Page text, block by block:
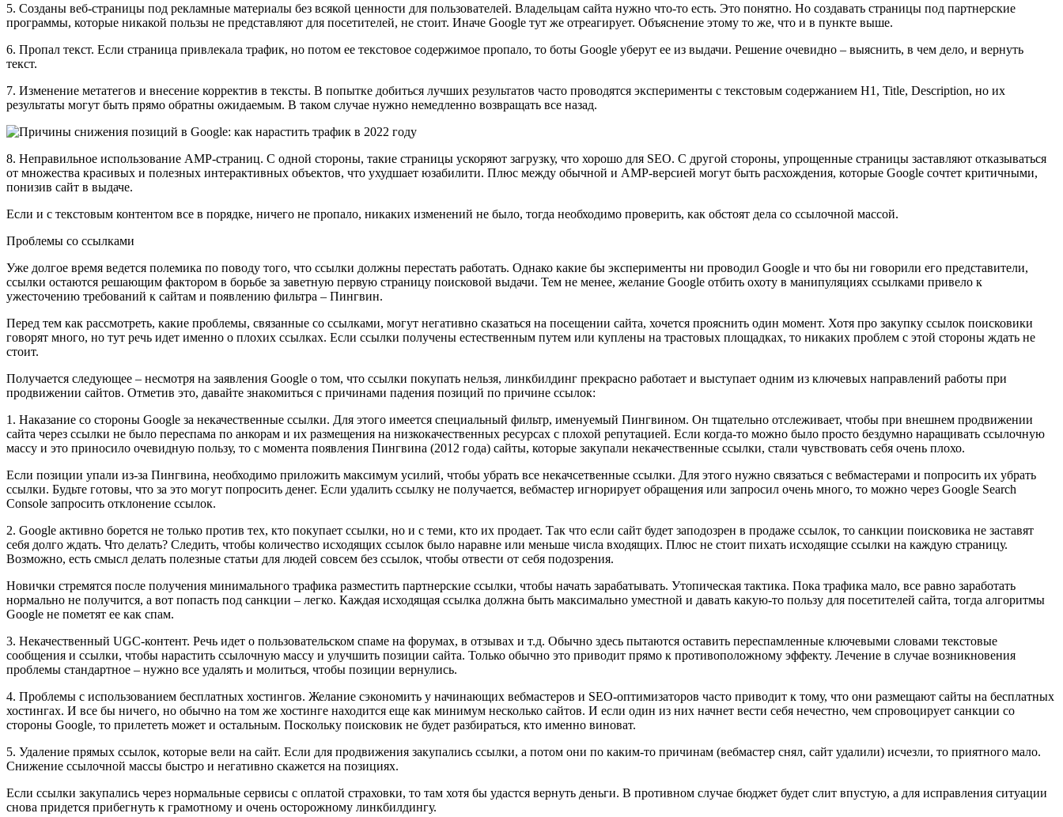
5. Созданы веб-страницы под рекламные материалы без всякой ценности для пользователей. Владельцам сайта нужно что-то есть. Это понятно. Но создавать страницы под партнерские
программы, которые никакой пользы не представляют для посетителей, не стоит. Иначе Google тут же отреагирует. Объяснение этому то же, что и в пункте выше.
6. Пропал текст. Если страница привлекала трафик, но потом ее текстовое содержимое пропало, то боты Google уберут ее из выдачи. Решение очевидно – выяснить, в чем дело, и вернуть
текст.
7. Изменение метатегов и внесение корректив в тексты. В попытке добиться лучших результатов часто проводятся эксперименты с текстовым содержанием H1, Title, Description, но их
результаты могут быть прямо обратны ожидаемым. В таком случае нужно немедленно возвращать все назад.
8. Неправильное использование AMP-страниц. С одной стороны, такие страницы ускоряют загрузку, что хорошо для SEO. С другой стороны, упрощенные страницы заставляют отказываться
от множества красивых и полезных интерактивных объектов, что ухудшает юзабилити. Плюс между обычной и AMP-версией могут быть расхождения, которые Google сочтет критичными,
понизив сайт в выдаче.
Если и с текстовым контентом все в порядке, ничего не пропало, никаких изменений не было, тогда необходимо проверить, как обстоят дела со ссылочной массой.
Проблемы со ссылками
Уже долгое время ведется полемика по поводу того, что ссылки должны перестать работать. Однако какие бы эксперименты ни проводил Google и что бы ни говорили его представители,
ссылки остаются решающим фактором в борьбе за заветную первую страницу поисковой выдачи. Тем не менее, желание Google отбить охоту в манипуляциях ссылками привело к
ужесточению требований к сайтам и появлению фильтра – Пингвин.
Перед тем как рассмотреть, какие проблемы, связанные со ссылками, могут негативно сказаться на посещении сайта, хочется прояснить один момент. Хотя про закупку ссылок поисковики
говорят много, но тут речь идет именно о плохих ссылках. Если ссылки получены естественным путем или куплены на трастовых площадках, то никаких проблем с этой стороны ждать не
стоит.
Получается следующее – несмотря на заявления Google о том, что ссылки покупать нельзя, линкбилдинг прекрасно работает и выступает одним из ключевых направлений работы при
продвижении сайтов. Отметив это, давайте знакомиться с причинами падения позиций по причине ссылок:
1. Наказание со стороны Google за некачественные ссылки. Для этого имеется специальный фильтр, именуемый Пингвином. Он тщательно отслеживает, чтобы при внешнем продвижении
сайта через ссылки не было переспама по анкорам и их размещения на низкокачественных ресурсах с плохой репутацией. Если когда-то можно было просто бездумно наращивать ссылочную
массу и это приносило очевидную пользу, то с момента появления Пингвина (2012 года) сайты, которые закупали некачественные ссылки, стали чувствовать себя очень плохо.
Если позиции упали из-за Пингвина, необходимо приложить максимум усилий, чтобы убрать все некачсетвенные ссылки. Для этого нужно связаться с вебмастерами и попросить их убрать
ссылки. Будьте готовы, что за это могут попросить денег. Если удалить ссылку не получается, вебмастер игнорирует обращения или запросил очень много, то можно через Google Search
Console запросить отклонение ссылок.
2. Google активно борется не только против тех, кто покупает ссылки, но и с теми, кто их продает. Так что если сайт будет заподозрен в продаже ссылок, то санкции поисковика не заставят
себя долго ждать. Что делать? Следить, чтобы количество исходящих ссылок было наравне или меньше числа входящих. Плюс не стоит пихать исходящие ссылки на каждую страницу.
Возможно, есть смысл делать полезные статьи для людей совсем без ссылок, чтобы отвести от себя подозрения.
Новички стремятся после получения минимального трафика разместить партнерские ссылки, чтобы начать зарабатывать. Утопическая тактика. Пока трафика мало, все равно заработать
нормально не получится, а вот попасть под санкции – легко. Каждая исходящая ссылка должна быть максимально уместной и давать какую-то пользу для посетителей сайта, тогда алгоритмы
Google не пометят ее как спам.
3. Некачественный UGC-контент. Речь идет о пользовательском спаме на форумах, в отзывах и т.д. Обычно здесь пытаются оставить переспамленные ключевыми словами текстовые
сообщения и ссылки, чтобы нарастить ссылочную массу и улучшить позиции сайта. Только обычно это приводит прямо к противоположному эффекту. Лечение в случае возникновения
проблемы стандартное – нужно все удалять и молиться, чтобы позиции вернулись.
4. Проблемы с использованием бесплатных хостингов. Желание сэкономить у начинающих вебмастеров и SEO-оптимизаторов часто приводит к тому, что они размещают сайты на бесплатных
хостингах. И все бы ничего, но обычно на том же хостинге находится еще как минимум несколько сайтов. И если один из них начнет вести себя нечестно, чем спровоцирует санкции со
стороны Google, то прилететь может и остальным. Поскольку поисковик не будет разбираться, кто именно виноват.
5. Удаление прямых ссылок, которые вели на сайт. Если для продвижения закупались ссылки, а потом они по каким-то причинам (вебмастер снял, сайт удалили) исчезли, то приятного мало.
Снижение ссылочной массы быстро и негативно скажется на позициях.
Если ссылки закупались через нормальные сервисы с оплатой страховки, то там хотя бы удастся вернуть деньги. В противном случае бюджет будет слит впустую, а для исправления ситуации
снова придется прибегнуть к грамотному и очень осторожному линкбилдингу.